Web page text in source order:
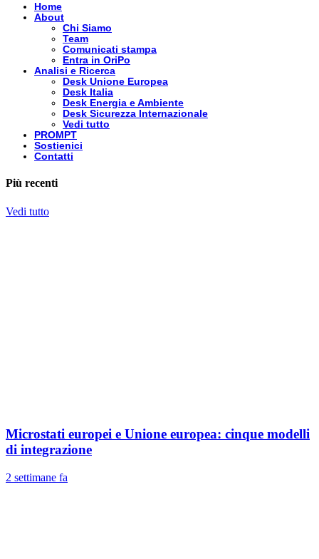
Home
About
Chi Siamo
Team
Comunicati stampa
Entra in OriPo
Analisi e Ricerca
Desk Unione Europea
Desk Italia
Desk Energia e Ambiente
Desk Sicurezza Internazionale
Vedi tutto
PROMPT
Sostienici
Contatti
Più recenti
Vedi tutto
Microstati europei e Unione europea: cinque modelli
di integrazione
2 settimane fa